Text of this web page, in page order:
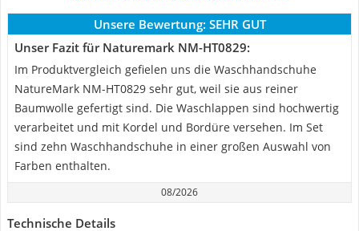
Unsere Bewertung: SEHR GUT
Unser Fazit für Naturemark NM-HT0829:
Im Produktvergleich gefielen uns die Waschhandschuhe
NatureMark NM-HT0829 sehr gut, weil sie aus reiner
Baumwolle gefertigt sind. Die Waschlappen sind hochwertig
verarbeitet und mit Kordel und Bordüre versehen. Im Set
sind zehn Waschhandschuhe in einer großen Auswahl von
Farben enthalten.
08/2026
Technische Details